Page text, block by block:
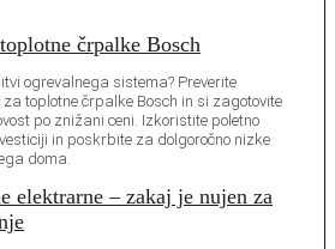
črpalke Bosch
ogrevalnega sistema? Preverite
toplotne črpalke Bosch in si zagotovite
po znižani ceni. Izkoristite poletno
in poskrbite za dolgoročno nizke
doma.
elektrarne – zakaj je nujen za